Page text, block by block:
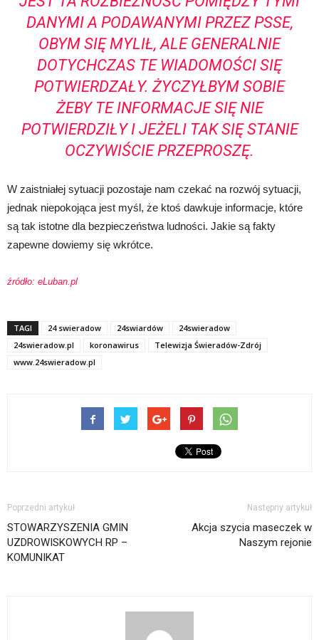
DANYMI A PODAWANYMI PRZEZ PSSE,
OBYM SIĘ MYLIŁ, ALE GENERALNIE
DOTYCHCZAS TE WIADOMOŚCI SIĘ
POTWIERDZAŁY. ŻYCZYŁBYM SOBIE
ŻEBY TE INFORMACJE SIĘ NIE
POTWIERDZIŁY I JEŻELI TAK SIĘ STANIE
OCZYWIŚCIE PRZEPROSZĘ.
W zaistniałej sytuacji pozostaje nam czekać na rozwój sytuacji,
jednak niepokojąca jest myśl, że ktoś dawkuje informacje, które
są tak istotne dla bezpieczeństwa ludności. Jakie są fakty
zapewne dowiemy się wkrótce.
źródło: eLuban.pl
TAGI 24 swieradow 24swiardów
24swieradow
24swieradow.pl
koronawirus
Telewizja Świeradów-Zdrój
www.24swieradow.pl
Poprzedni artykuł
STOWARZYSZENIA GMIN
UZDROWISKOWYCH RP –
KOMUNIKAT
Następny artykuł
Akcja szycia maseczek w
Naszym rejonie